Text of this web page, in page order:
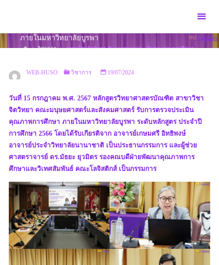
ภายในมหาวิทยาลัยบูรพา
HOMEวิชาการ
สาขาวิชาจิตวิทยา รับการตรวจประเมินคุณภาพการศึกษา
WEB-HUSO วิชาการ 19/07/2024
วันที่ 15 กรกฎาคม พ.ศ. 2567 หลักสูตรวิทยาศาสตรบัณฑิต สาขาวิชา
จิตวิทยา คณะมนุษยศาสตร์และสังคมศาสตร์ รับการตรวจประเมิน
คุณภาพการศึกษา ภายในมหาวิทยาลัยบูรพา ระดับหลักสูตร ประจำปี
การศึกษา 2566 โดยได้รับเกียรติจาก อาจารย์เกษมศรี อิทธิพงษ์
อาจารย์ประจำวิทยาลัยนานาชาติ เป็นประธานกรรมการ และผู้ช่วย
ศาสตราจารย์ ดร.มัธยะ ยุวมิตร รองคณบดีฝ่ายพัฒนาคุณภาพการ
ศึกษาและวิเทศสัมพันธ์ คณะโลจิสติกส์ เป็นกรรมการ